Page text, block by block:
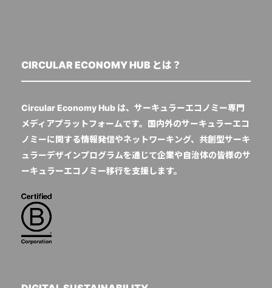
CIRCULAR ECONOMY HUB とは？
Circular Economy Hub は、サーキュラーエコノミー専門
メディアプラットフォームです。国内外のサーキュラーエコ
ノミーに関する情報発信やネットワーキング、共創型サーキ
ュラーデザインプログラムを通じて企業や自治体の皆様のサ
ーキュラーエコノミー移行を支援します。